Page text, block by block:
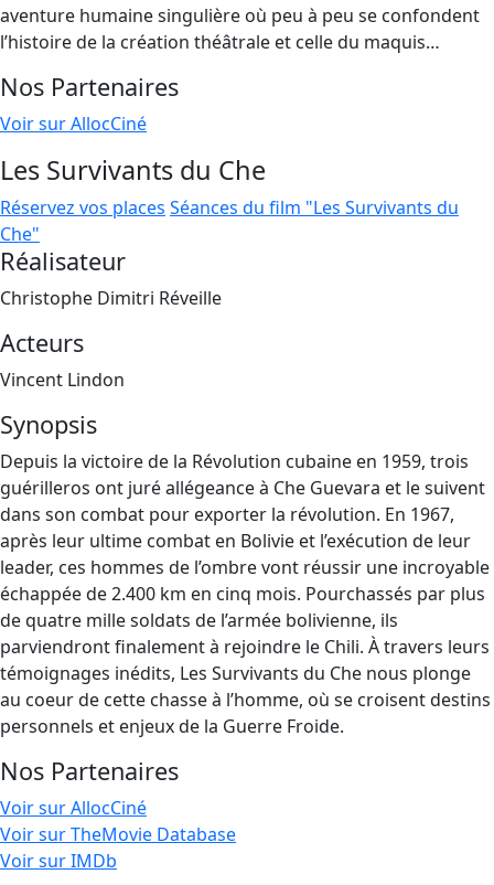
aventure humaine singulière où peu à peu se confondent
l’histoire de la création théâtrale et celle du maquis…
Nos Partenaires
Voir sur AllocCiné
Les Survivants du Che
Réservez vos places Séances du film "Les Survivants du
Che"
Réalisateur
Christophe Dimitri Réveille
Acteurs
Vincent Lindon
Synopsis
Depuis la victoire de la Révolution cubaine en 1959, trois
guérilleros ont juré allégeance à Che Guevara et le suivent
dans son combat pour exporter la révolution. En 1967,
après leur ultime combat en Bolivie et l’exécution de leur
leader, ces hommes de l’ombre vont réussir une incroyable
échappée de 2.400 km en cinq mois. Pourchassés par plus
de quatre mille soldats de l’armée bolivienne, ils
parviendront finalement à rejoindre le Chili. À travers leurs
témoignages inédits, Les Survivants du Che nous plonge
au coeur de cette chasse à l’homme, où se croisent destins
personnels et enjeux de la Guerre Froide.
Nos Partenaires
Voir sur AllocCiné
Voir sur TheMovie Database
Voir sur IMDb